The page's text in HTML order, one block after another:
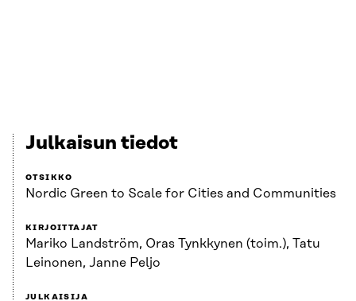
Julkaisun tiedot
OTSIKKO
Nordic Green to Scale for Cities and Communities
KIRJOITTAJAT
Mariko Landström, Oras Tynkkynen (toim.), Tatu
Leinonen, Janne Peljo
JULKAISIJA